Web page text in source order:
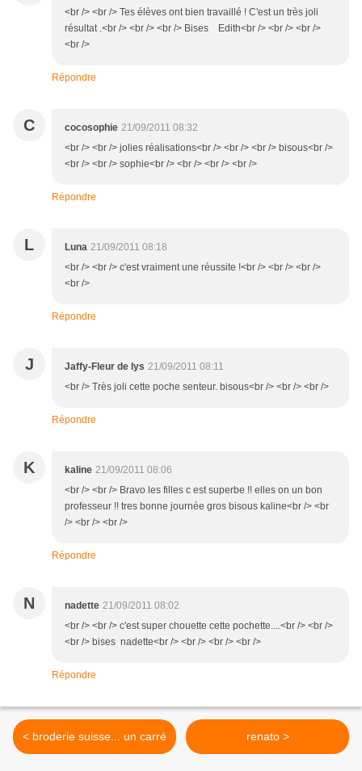
<br /> <br /> Tes élèves ont bien travaillé ! C'est un très joli
résultat .<br /> <br /> <br /> Bises Edith<br /> <br /> <br />
<br />
Répondre
C cocosophie 21/09/2011 08:32
<br /> <br /> jolies réalisations<br /> <br /> <br /> bisous<br />
<br /> <br /> sophie<br /> <br /> <br /> <br />
Répondre
L Luna 21/09/2011 08:18
<br /> <br /> c'est vraiment une réussite !<br /> <br /> <br />
<br />
Répondre
J Jaffy-Fleur de lys 21/09/2011 08:11
<br /> Très joli cette poche senteur. bisous<br /> <br /> <br />
Répondre
K kaline 21/09/2011 08:06
<br /> <br /> Bravo les filles c est superbe !! elles on un bon
professeur !! tres bonne journée gros bisous kaline<br /> <br
/> <br /> <br />
Répondre
N nadette 21/09/2011 08:02
<br /> <br /> c'est super chouette cette pochette....<br /> <br />
<br /> bises nadette<br /> <br /> <br /> <br />
Répondre
< broderie suisse... un carré renato >